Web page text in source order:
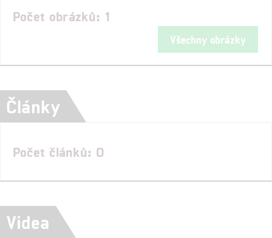
Počet obrázků: 1
Všechny obrázky
Články
Počet článků: 0
Videa